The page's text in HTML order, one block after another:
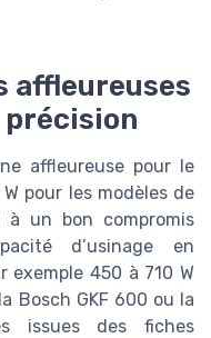
affleureuses
précision
affleureuse pour le
pour les modèles de
un bon compromis
d’usinage en
exemple 450 à 710 W
Bosch GKF 600 ou la
issues des fiches